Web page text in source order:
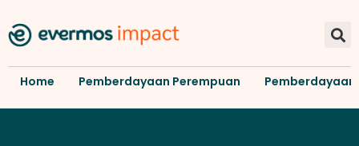
Home Pemberdayaan Perempuan Pemberdayaan